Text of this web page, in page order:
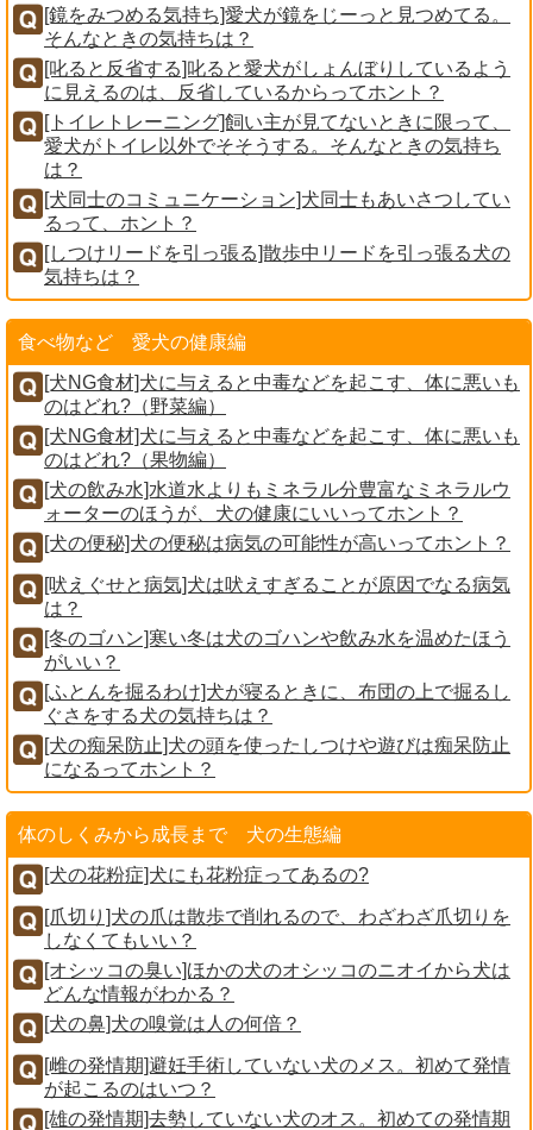
[鏡をみつめる気持ち]愛犬が鏡をじーっと見つめてる。
そんなときの気持ちは？
[叱ると反省する]叱ると愛犬がしょんぼりしているよう
に見えるのは、反省しているからってホント？
[トイレトレーニング]飼い主が見てないときに限って、
愛犬がトイレ以外でそそうする。そんなときの気持ち
は？
[犬同士のコミュニケーション]犬同士もあいさつしてい
るって、ホント？
[しつけリードを引っ張る]散歩中リードを引っ張る犬の
気持ちは？
食べ物など 愛犬の健康編
[犬NG食材]犬に与えると中毒などを起こす、体に悪いも
のはどれ?（野菜編）
[犬NG食材]犬に与えると中毒などを起こす、体に悪いも
のはどれ?（果物編）
[犬の飲み水]水道水よりもミネラル分豊富なミネラルウ
ォーターのほうが、犬の健康にいいってホント？
[犬の便秘]犬の便秘は病気の可能性が高いってホント？
[吠えぐせと病気]犬は吠えすぎることが原因でなる病気
は？
[冬のゴハン]寒い冬は犬のゴハンや飲み水を温めたほう
がいい？
[ふとんを掘るわけ]犬が寝るときに、布団の上で掘るし
ぐさをする犬の気持ちは？
[犬の痴呆防止]犬の頭を使ったしつけや遊びは痴呆防止
になるってホント？
体のしくみから成長まで 犬の生態編
[犬の花粉症]犬にも花粉症ってあるの?
[爪切り]犬の爪は散歩で削れるので、わざわざ爪切りを
しなくてもいい？
[オシッコの臭い]ほかの犬のオシッコのニオイから犬は
どんな情報がわかる？
[犬の鼻]犬の嗅覚は人の何倍？
[雌の発情期]避妊手術していない犬のメス。初めて発情
が起こるのはいつ？
[雄の発情期]去勢していない犬のオス。初めての発情期